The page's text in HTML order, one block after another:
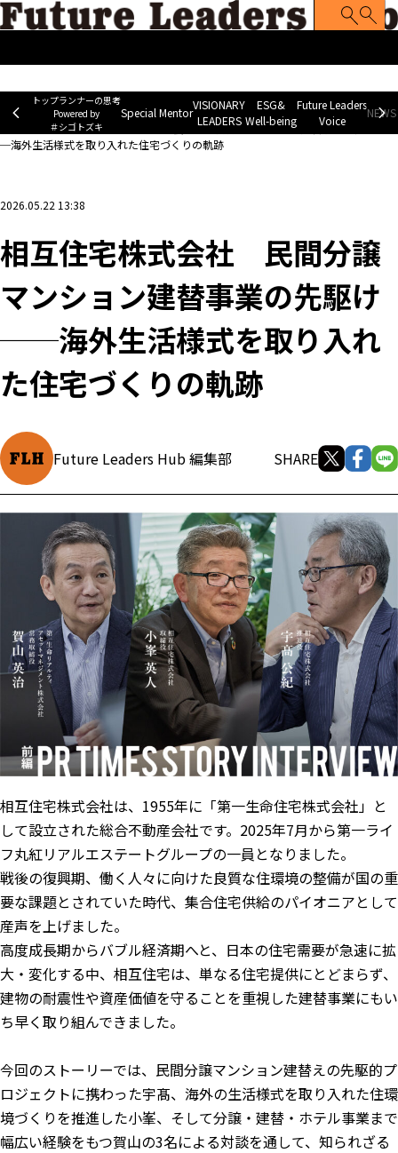
トップランナーの思考
Powered by
＃シゴトズキ
Special Mentor
VISIONARY
LEADERS
ESG&
Well-being
Future Leaders
Voice
企業ニュース
相互住宅株式会社 民間分譲マンション建替事業の先駆け─
─海外生活様式を取り入れた住宅づくりの軌跡
2026.05.22 13:38
相互住宅株式会社 民間分譲
マンション建替事業の先駆け
──海外生活様式を取り入れ
た住宅づくりの軌跡
Future Leaders Hub 編集部 SHARE
相互住宅株式会社は、1955年に「第一生命住宅株式会社」と
して設立された総合不動産会社です。2025年7月から第一ライ
フ丸紅リアルエステートグループの一員となりました。
戦後の復興期、働く人々に向けた良質な住環境の整備が国の重
要な課題とされていた時代、集合住宅供給のパイオニアとして
産声を上げました。
高度成長期からバブル経済期へと、日本の住宅需要が急速に拡
大・変化する中、相互住宅は、単なる住宅提供にとどまらず、
建物の耐震性や資産価値を守ることを重視した建替事業にもい
ち早く取り組んできました。
今回のストーリーでは、民間分譲マンション建替えの先駆的プ
ロジェクトに携わった宇髙、海外の生活様式を取り入れた住環
境づくりを推進した小峯、そして分譲・建替・ホテル事業まで
幅広い経験をもつ賀山の3名による対談を通して、知られざる